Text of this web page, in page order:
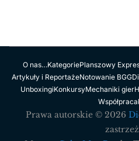
O nas…KategoriePlanszowy
Artykuły i ReportażeNotowanie BGG
UnboxingiKonkursyMechaniki gier
Współpraca
Prawa autorskie © 2026